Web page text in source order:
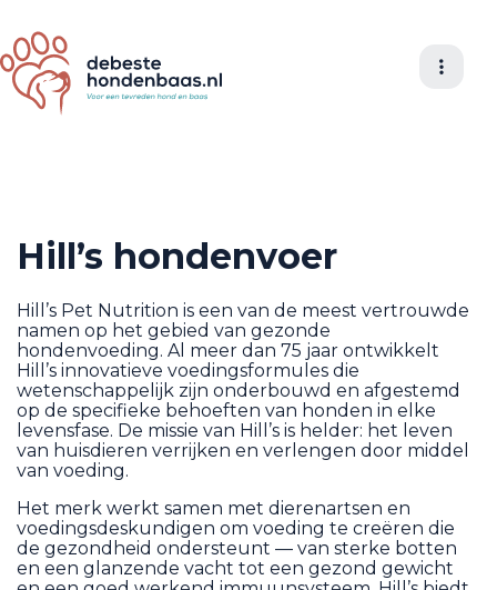
Hill’s hondenvoer
Hill’s Pet Nutrition is een van de meest vertrouwde
namen op het gebied van gezonde
hondenvoeding. Al meer dan 75 jaar ontwikkelt
Hill’s innovatieve voedingsformules die
wetenschappelijk zijn onderbouwd en afgestemd
op de specifieke behoeften van honden in elke
levensfase. De missie van Hill’s is helder: het leven
van huisdieren verrijken en verlengen door middel
van voeding.
Het merk werkt samen met dierenartsen en
voedingsdeskundigen om voeding te creëren die
de gezondheid ondersteunt — van sterke botten
en een glanzende vacht tot een gezond gewicht